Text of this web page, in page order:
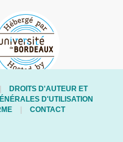
DROITS D'AUTEUR ET
D'UTILISATION
CONTACT